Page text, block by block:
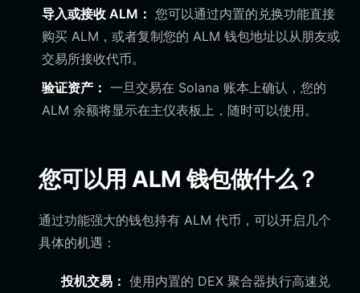
导入或接收 ALM： 您可以通过内置的兑换功能直接
购买 ALM，或者复制您的 ALM 钱包地址以从朋友或
交易所接收代币。
验证资产： 一旦交易在 Solana 账本上确认，您的
ALM 余额将显示在主仪表板上，随时可以使用。
您可以用 ALM 钱包做什么？
通过功能强大的钱包持有 ALM 代币，可以开启几个
具体的机遇：
投机交易： 使用内置的 DEX 聚合器执行高速兑